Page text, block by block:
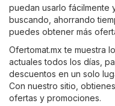
puedan usarlo fácilmente
buscando, ahorrando
puedes obtener más
Ofertomat.mx te muestra
actuales todos los días,
descuentos en un solo
Con nuestro sitio,
ofertas y promociones.